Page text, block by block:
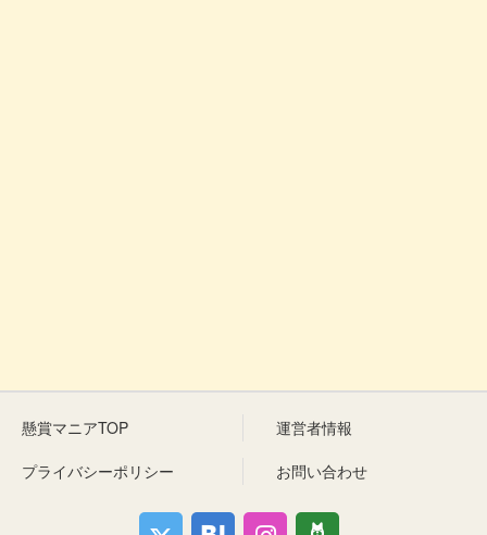
懸賞マニアTOP
運営者情報
プライバシーポリシー
お問い合わせ